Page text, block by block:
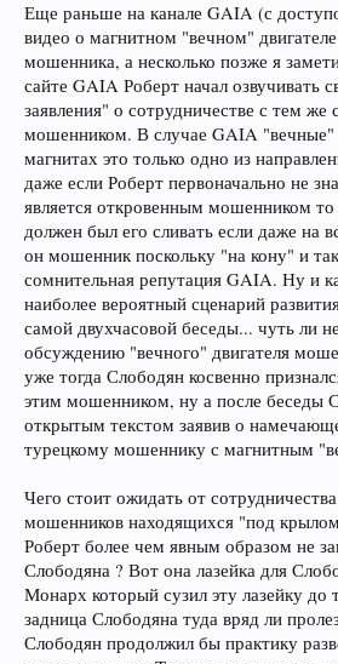
Еще раньше на канале GAIA (с
видео о магнитном "вечном" двигателе
мошенника, а несколько позже я
сайте GAIA Роберт начал озвучивать
заявления" о сотрудничестве с тем
мошенником. В случае GAIA "вечные"
магнитах это только одно из
даже если Роберт первоначально не
является откровенным мошенником то
должен был его сливать если даже на
он мошенник поскольку "на кону" и
сомнительная репутация GAIA. Ну и
наиболее вероятный сценарий
самой двухчасовой беседы... чуть ли
обсуждению "вечного" двигателя
уже тогда Слободян косвенно
этим мошенником, ну а после беседы
открытым текстом заявив о
турецкому мошеннику с магнитным
Чего стоит ожидать от
мошенников находящихся "под
Роберт более чем явным образом не
Слободяна ? Вот она лазейка для
Монарх который сузил эту лазейку до
задница Слободяна туда вряд ли
Слободян продолжил бы практику